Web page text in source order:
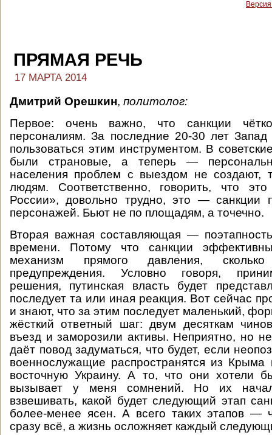
ПРЯМАЯ РЕЧЬ
17 МАРТА 2014
Дмитрий Орешкин, политолог:
Первое: очень важно, что санкции
персоналиям. За последние 20-30 лет Запад
пользоваться этим инструментом. В
были страновые, а теперь —
населения проблем с выездом не создают,
людям. Соответственно, говорить, что
России», довольно трудно, это — санкции
персонажей. Бьют не по площадям, а точечно.
Вторая важная составляющая —
времени. Потому что санкции
механизм прямого давления,
предупреждения. Условно говоря,
решения, путинская власть будет
последует та или иная реакция. Вот сейчас
и знают, что за этим последует маленький,
жёсткий ответный шаг: двум десяткам
въезд и заморозили активы. Неприятно, но
даёт повод задуматься, что будет, если
военнослужащие распространятся из
восточную Украину. А то, что они хотели
вызывает у меня сомнений. Но их
взвешивать, какой будет следующий этап
более-менее ясен. А всего таких этапов —
сразу всё, а жизнь осложняет каждый